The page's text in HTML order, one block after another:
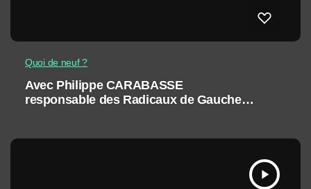
Quoi de neuf ?
Avec Philippe CARABASSE
responsable des Radicaux de Gauche
play_arrow